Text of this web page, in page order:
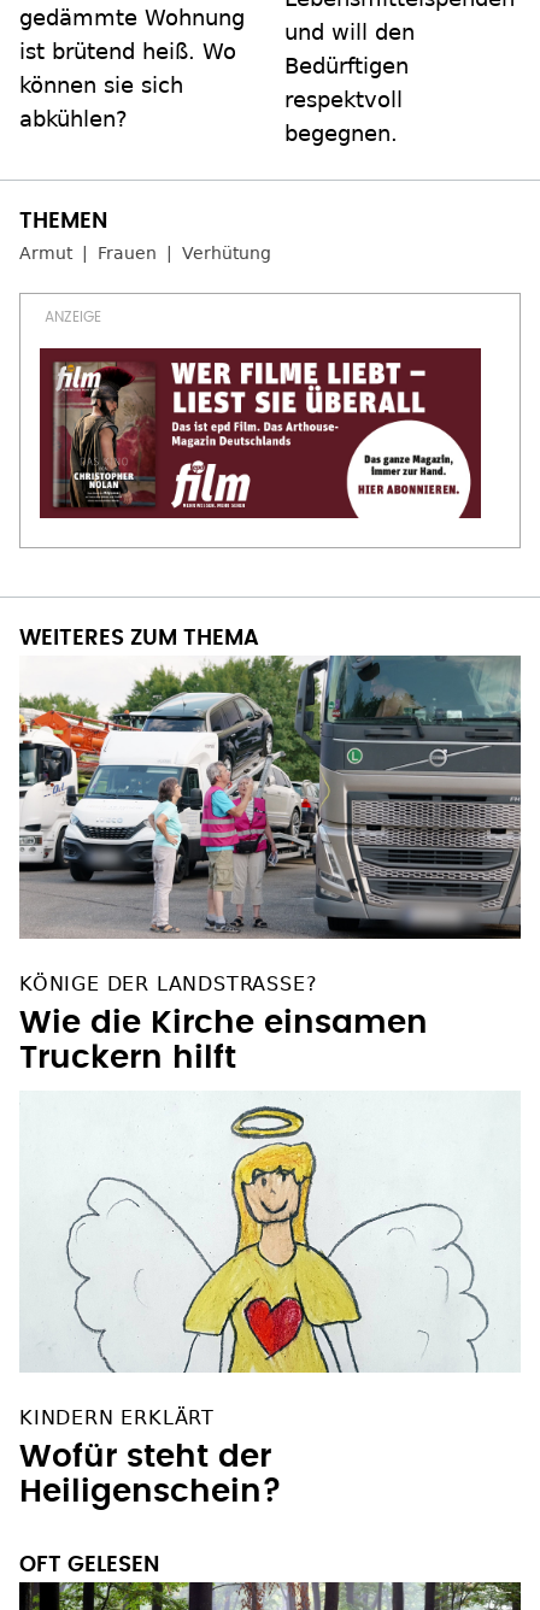
gedämmte Wohnung
ist brütend heiß. Wo
können sie sich
abkühlen?
und will den
Bedürftigen
respektvoll
begegnen.
Armut Frauen Verhütung
Wie die Kirche einsamen
Truckern hilft
Wofür steht der
Heiligenschein?